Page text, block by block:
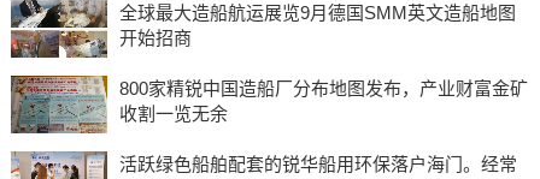
全球最大造船航运展览9月德国SMM英文造船地图
开始招商
800家精锐中国造船厂分布地图发布，产业财富金矿
收割一览无余
活跃绿色船舶配套的锐华船用环保落户海门。经常